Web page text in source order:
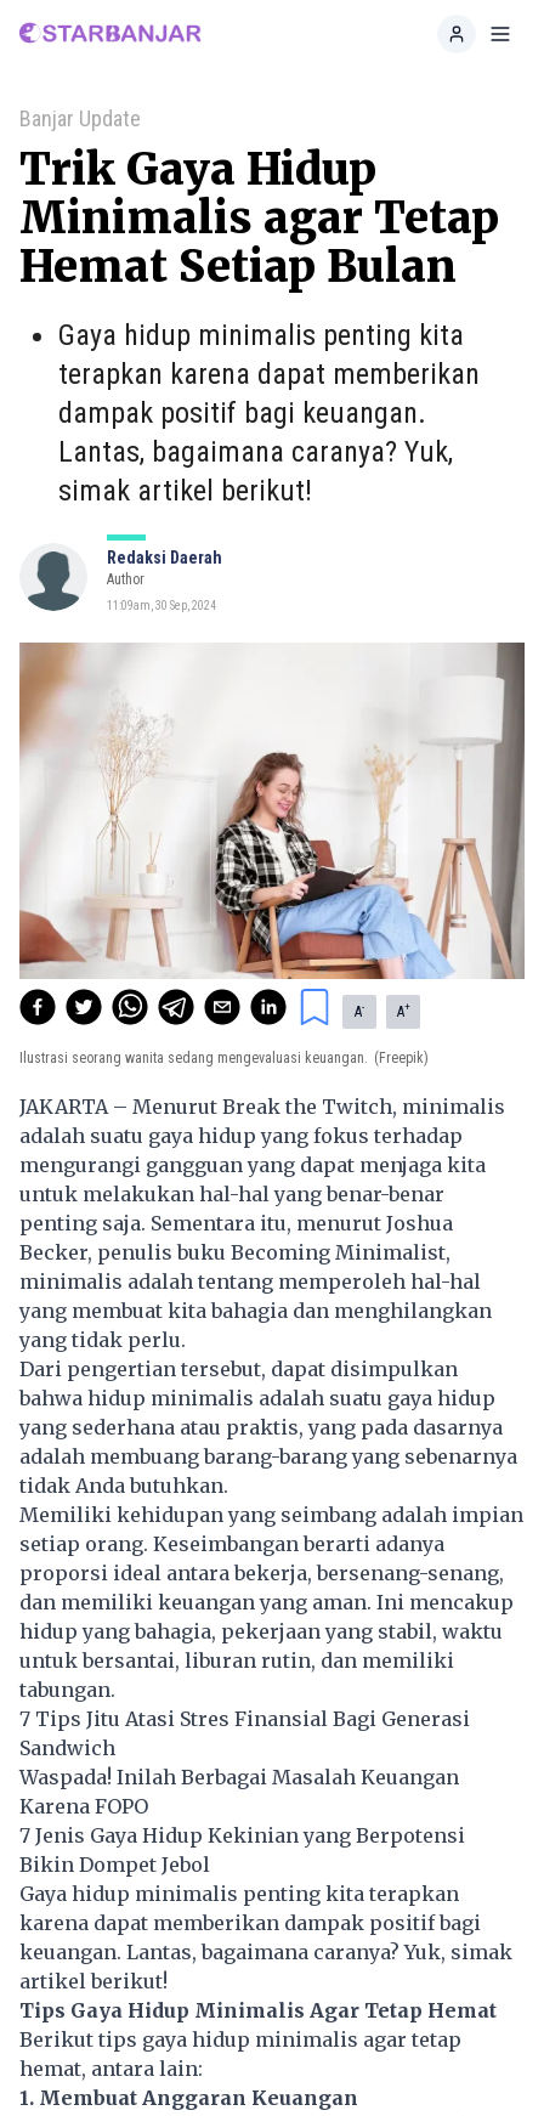
Home
Banjar Update
Trik Gaya Hidup
Minimalis agar Tetap
Hemat Setiap Bulan
Gaya hidup minimalis penting kita
terapkan karena dapat memberikan
dampak positif bagi keuangan.
Lantas, bagaimana caranya? Yuk,
simak artikel berikut!
Redaksi Daerah
Author
11:09am, 30 Sep, 2024
A- A+
Ilustrasi seorang wanita sedang mengevaluasi keuangan. (Freepik)
JAKARTA – Menurut Break the Twitch, minimalis
adalah suatu gaya hidupyang fokus terhadap
mengurangi gangguan yang dapat menjaga kita
untuk melakukan hal-hal yang benar-benar
penting saja. Sementara itu, menurut Joshua
Becker, penulis buku Becoming Minimalist,
minimalis adalah tentang memperoleh hal-hal
yang membuat kita bahagia dan menghilangkan
yang tidak perlu.
Dari pengertian tersebut, dapat disimpulkan
bahwa hidup minimalis adalah suatu gaya hidup
yang sederhana atau praktis, yang pada dasarnya
adalah membuang barang-barang yang sebenarnya
tidak Anda butuhkan.
Memiliki kehidupan yang seimbang adalah impian
setiap orang. Keseimbangan berarti adanya
proporsi ideal antara bekerja, bersenang-senang,
dan memiliki keuangan yang aman. Ini mencakup
hidup yang bahagia, pekerjaan yang stabil, waktu
untuk bersantai, liburan rutin, dan memiliki
tabungan.
7 Tips Jitu Atasi Stres Finansial Bagi Generasi
Sandwich
Waspada! Inilah Berbagai Masalah Keuangan
Karena FOPO
7 Jenis Gaya Hidup Kekinian yang Berpotensi
Bikin Dompet Jebol
Gaya hidup minimalis penting kita terapkan
karena dapat memberikan dampak positif bagi
keuangan. Lantas, bagaimana caranya? Yuk, simak
artikel berikut!
Tips Gaya Hidup Minimalis Agar Tetap Hemat
Berikut tips gaya hidup minimalis agar tetap
hemat, antara lain:
1. Membuat Anggaran Keuangan